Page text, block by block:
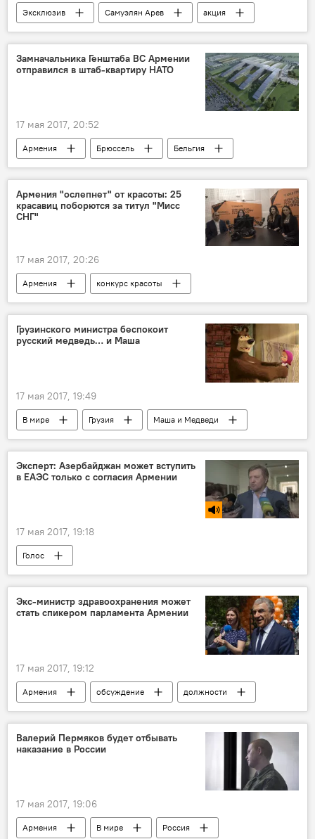
Эксклюзив Самуэлян Арев
акция
Ночь музеев
слоган
Замначальника Генштаба ВС Армении
отправился в штаб-квартиру НАТО
17 мая 2017, 20:52
Армения Брюссель
Бельгия
Оник Гаспарян
НАТО
Армения "ослепнет" от красоты: 25
красавиц поборются за титул "Мисс
СНГ"
17 мая 2017, 20:26
Армения
конкурс красоты
мисс СНГ
Грузинского министра беспокоит
русский медведь… и Маша
17 мая 2017, 19:49
В мире Грузия
Маша и Медведи
министра образования
английский
воспитание
Эксперт: Азербайджан может вступить
в ЕАЭС только с согласия Армении
17 мая 2017, 19:18
Голос
Экс-министр здравоохранения может
стать спикером парламента Армении
17 мая 2017, 19:12
Армения обсуждение
должности
Назначения и отставки
парламент
Эдуард Шармазанов
кандидаты
Валерий Пермяков будет отбывать
наказание в России
17 мая 2017, 19:06
Армения В мире Россия